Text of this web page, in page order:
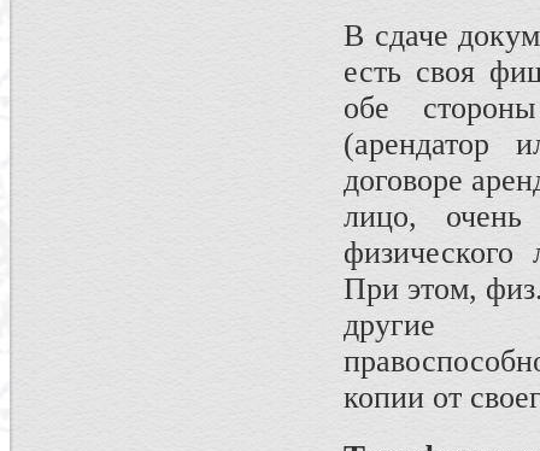
В сдаче
есть своя
обе
(арендатор
договоре
лицо, очень
При этом,
другие
копии от